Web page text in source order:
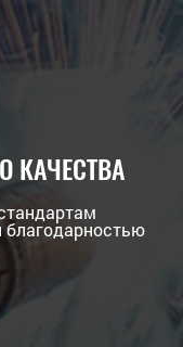
КАЧЕСТВА